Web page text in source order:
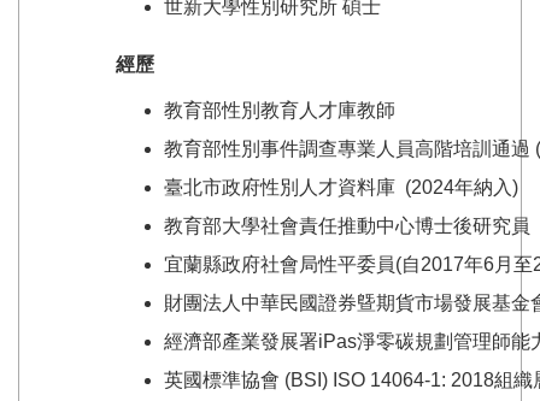
世新大學性別研究所 碩士
經歷
教育部性別教育人才庫教師
教育部性別事件調查專業人員高階培訓通過
臺北市政府性別人才資料庫 (2024年納入)
教育部大學社會責任推動中心博士後研究員
宜蘭縣政府社會局性平委員(自2017年6月至
財團法人中華民國證券曁期貨市場發展基
經濟部產業發展署iPas淨零碳規劃管理師
英國標準協會 (BSI) ISO 14064-1: 2018組